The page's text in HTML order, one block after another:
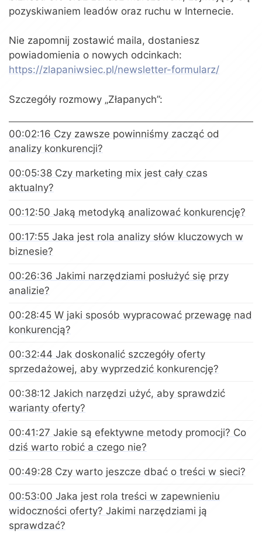
pozyskiwaniem leadów oraz ruchu w Internecie.
Nie zapomnij zostawić maila, dostaniesz
powiadomienia o nowych odcinkach:
https://zlapaniwsiec.pl/newsletter-formularz/
Szczegóły rozmowy „Złapanych”:
00:02:16 Czy zawsze powinniśmy zacząć od
analizy konkurencji?
00:05:38 Czy marketing mix jest cały czas
aktualny?
00:12:50 Jaką metodyką analizować konkurencję?
00:17:55 Jaka jest rola analizy słów kluczowych w
biznesie?
00:26:36 Jakimi narzędziami posłużyć się przy
analizie?
00:28:45 W jaki sposób wypracować przewagę nad
konkurencją?
00:32:44 Jak doskonalić szczegóły oferty
sprzedażowej, aby wyprzedzić konkurencję?
00:38:12 Jakich narzędzi użyć, aby sprawdzić
warianty oferty?
00:41:27 Jakie są efektywne metody promocji? Co
dziś warto robić a czego nie?
00:49:28 Czy warto jeszcze dbać o treści w sieci?
00:53:00 Jaka jest rola treści w zapewnieniu
widoczności oferty? Jakimi narzędziami ją
sprawdzać?